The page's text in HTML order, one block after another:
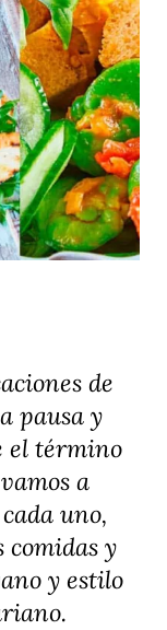
de
pausa y
el término
a
uno,
comidas y
y estilo